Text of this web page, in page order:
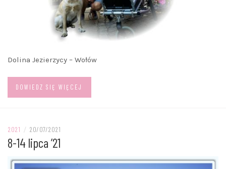
Dolina Jezierzycy – Wołów
DOWIEDZ SIĘ WIĘCEJ
2021 / 20/07/2021
8-14 lipca ’21